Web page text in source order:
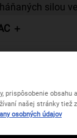
silou
＋
prispôsobenie
našej stránky tiež
osobných údajov